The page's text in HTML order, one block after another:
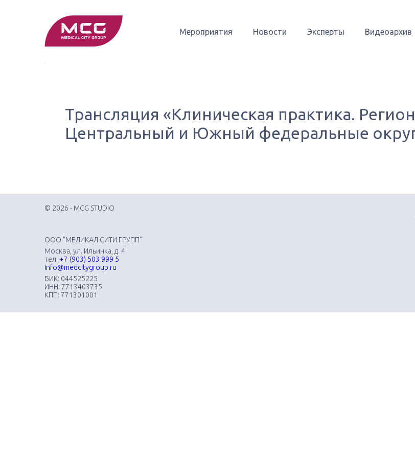
Мероприятия Новости Эксперты Видеоархив
Трансляция «Клиническая практика.
Центральный и Южный федеральные
© 2026 - MCG STUDIO
ООО "МЕДИКАЛ СИТИ ГРУПП"
Москва, ул. Ильинка, д. 4
тел. +7 (903) 503 999 5
info@medcitygroup.ru
БИК: 044525225
ИНН: 7713403735
КПП: 771301001